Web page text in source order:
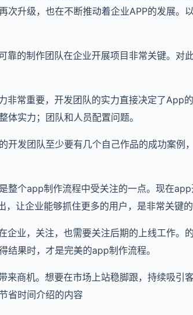
次升级，也在不断推动着企业APP的发展。
靠的制作团队在企业开展项目非常关键。对
非常重要，开发团队的实力直接决定了App
实力；团队和人员配置问题。
开发团队至少要有几个自己作品的成功案例
整个app制作流程中受关注的一点。现在
让企业能够抓住更多的用户，是非常关键的
业，关注，也需要关注后期的上线工作。
结果时，才是完美的app制作流程。
来商机。想要在市场上站稳脚跟，持续吸引
省时间介绍的内容